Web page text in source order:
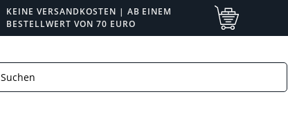
KEINE VERSANDKOSTEN | AB EINEM
BESTELLWERT VON 70 EURO